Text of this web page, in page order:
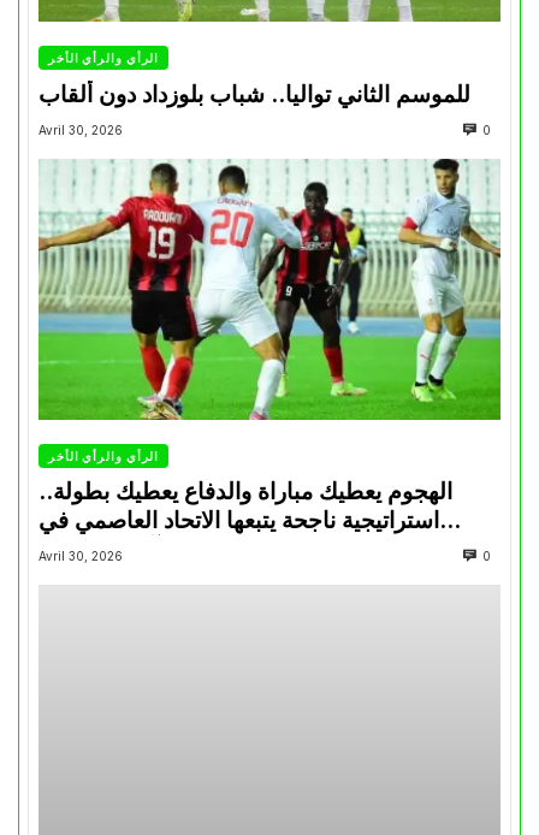
الرأي والرأي الأخر
للموسم الثاني تواليا.. شباب بلوزداد دون ألقاب
Avril 30, 2026 0
الرأي والرأي الأخر
الهجوم يعطيك مباراة والدفاع يعطيك بطولة..
استراتيجية ناجحة يتبعها الاتحاد العاصمي في
تتويجاته آخر السنوات
Avril 30, 2026 0